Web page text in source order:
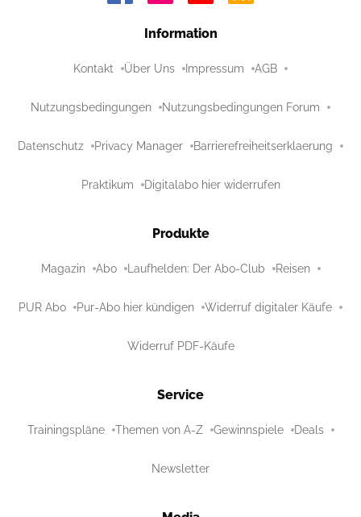
Information
Kontakt Über Uns Impressum AGB
Nutzungsbedingungen Nutzungsbedingungen Forum
Datenschutz Privacy Manager Barrierefreiheitserklaerung
Praktikum Digitalabo hier widerrufen
Produkte
Magazin Abo Laufhelden: Der Abo-Club Reisen
PUR Abo Pur-Abo hier kündigen Widerruf digitaler Käufe
Widerruf PDF-Käufe
Service
Trainingspläne Themen von A-Z Gewinnspiele Deals
Newsletter